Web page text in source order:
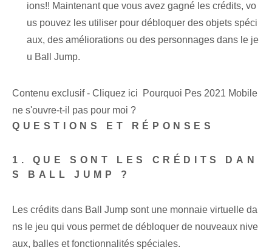
ions!! Maintenant que vous avez gagné les crédits, vo
us pouvez les utiliser pour débloquer des objets spéci
aux, des améliorations ou des personnages dans le je
u Ball Jump.
Contenu exclusif - Cliquez ici Pourquoi Pes 2021 Mobile
ne s'ouvre-t-il pas pour moi ?
QUESTIONS ET RÉPONSES
1. QUE SONT LES CRÉDITS DAN
S BALL JUMP ?
Les crédits dans Ball Jump sont une monnaie virtuelle da
ns le jeu qui vous permet de débloquer de nouveaux nive
aux, balles et fonctionnalités spéciales.